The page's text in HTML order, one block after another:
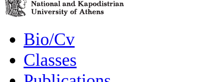
Bio/Cv
Classes